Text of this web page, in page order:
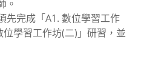
。
先完成「A1. 數位學習工作
學習工作坊(二)」研習，並